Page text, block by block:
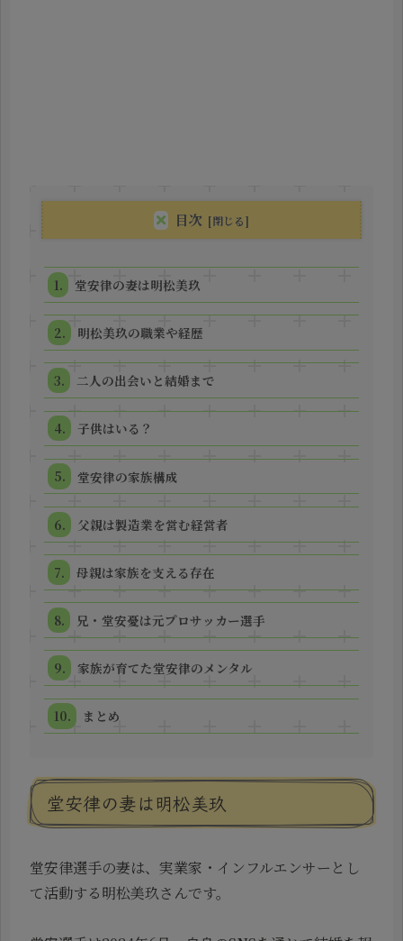
目次
堂安律の妻は明松美玖
明松美玖の職業や経歴
二人の出会いと結婚まで
子供はいる？
堂安律の家族構成
父親は製造業を営む経営者
母親は家族を支える存在
兄・堂安憂は元プロサッカー選手
家族が育てた堂安律のメンタル
まとめ
堂安律の妻は明松美玖
堂安律選手の妻は、実業家・インフルエンサーとし
て活動する明松美玖さんです。